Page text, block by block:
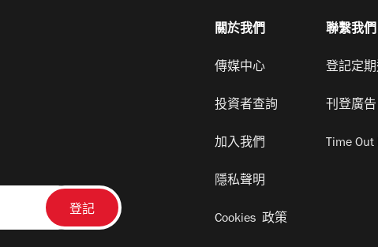
關於我們
傳媒中心
投資者查詢
加入我們
隱私聲明
Cookies 政策
聯繫我們
登記定
刊登廣告
Time